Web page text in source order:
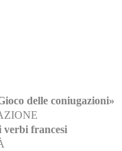
delle coniugazioni»
verbi francesi